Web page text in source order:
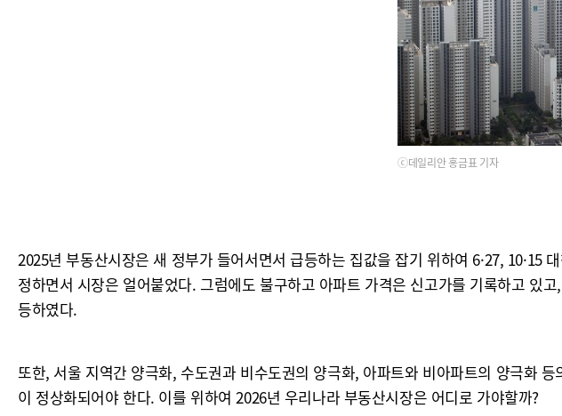
ⓒ데일리안 홍금표 기자
2025년 부동산시장은 새 정부가 들어서면서 급등하는 집값을 잡기 위하여 6·27,
정하면서 시장은 얼어붙었다. 그럼에도 불구하고 아파트 가격은 신고가를 기록하고 있
등하였다.
또한, 서울 지역간 양극화, 수도권과 비수도권의 양극화, 아파트와 비아파트의 양극화
이 정상화되어야 한다. 이를 위하여 2026년 우리나라 부동산시장은 어디로 가야할까?